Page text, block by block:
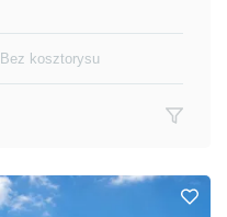
Bez kosztorysu